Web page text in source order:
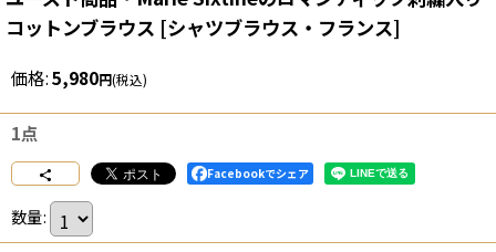
コットンブラウス [シャツブラウス・フランス]
価格:5,980円(税込)
1点
Facebookでシェア
数量: